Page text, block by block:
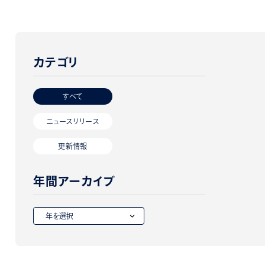
カテゴリ
すべて
ニュースリリース
更新情報
年間アーカイブ